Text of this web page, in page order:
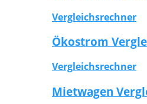
Vergleichsrechner
Ökostrom
Vergleichsrechner
Mietwagen